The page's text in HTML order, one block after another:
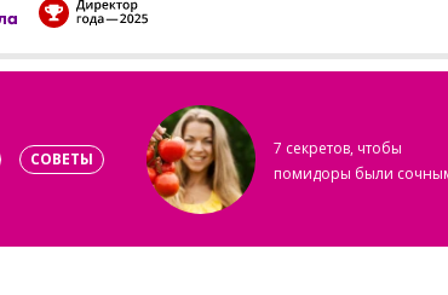
СОВЕТЫ
7 секретов, чтобы
помидоры были